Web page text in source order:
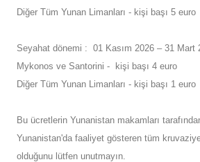
Diğer Tüm Yunan Limanları - kişi başı 5 euro
Seyahat dönemi : 01 Kasım 2026 – 31 Mart
Mykonos ve Santorini - kişi başı 4 euro
Diğer Tüm Yunan Limanları - kişi başı 1 euro
Bu ücretlerin Yunanistan makamları
Yunanistan'da faaliyet gösteren tüm
olduğunu lütfen unutmayın.